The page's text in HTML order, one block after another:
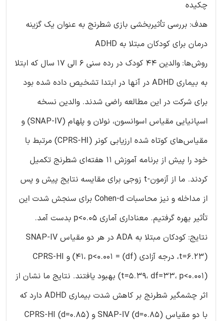
چکیده
هدف: بررسی تأثیربخشی بازی شطرنج به عنوان یک گزینه
درمان برای کودکان مبتلا به ADHD
روش‌ها: والدین 44 کودک در رده سنی 6 الی 17 سال که ابتلا
به بیماری ADHD در آنها در ابتدا تشخیص داده شده بود
برای شرکت در این مطالعه راضی شدند. والدین نسخه
اسپانیایی مقیاس اسوانسون، نولان و پلهام (SNAP-IV) و
مقیاس‌های کوتاه شده ارزیابی کونر (CPRS-HI) مرتبط با
خود را پیش از برنامه آموزش 11 هفته‌ای شطرنج تکمیل
کردند. ما از آزمون-t زوجی برای مقایسه نتایج پیش و پس
از مداخله و نیز محاسبات Cohen-d برای سنجش شدت این
تأثیر بهره گرفتیم. معناداری آماری p<0.05 بدست آمد.
نتایج: کودکان مبتلا به ADA در هر دو مقیاس SNAP-IV
(t=6.23، درجه آزادی (df) = 41، p<0.001) و CPRS-HI
(t=5.39، df=33، p<0.001) بهبود یافتند. نتایج ما نشان از
اثر چشمگیر شطرنج بر کاهش شدت بیماری ADHD دارد که
با دو مقیاس SNAP-IV (d=0.85) و CPRS-HI (d=0.85)